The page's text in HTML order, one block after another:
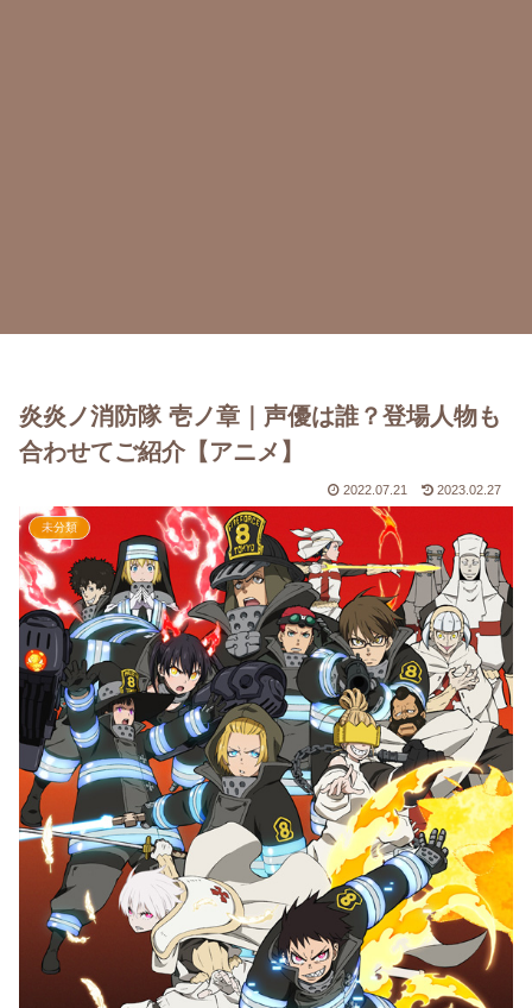
炎炎ノ消防隊 壱ノ章｜声優は誰？登場人物も
合わせてご紹介【アニメ】
2022.07.21 2023.02.27
未分類